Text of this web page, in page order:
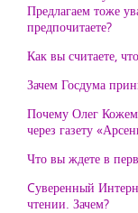
Предлагаем тоже
предпочитаете?
Как вы считаете,
Зачем Госдума
Почему Олег
через газету
Что вы ждете в
Cуверенный
чтении. Зачем?